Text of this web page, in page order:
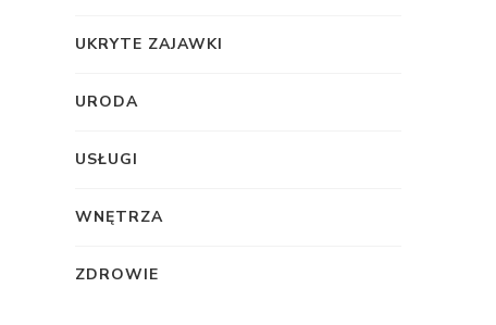
UKRYTE ZAJAWKI
URODA
USŁUGI
WNĘTRZA
ZDROWIE